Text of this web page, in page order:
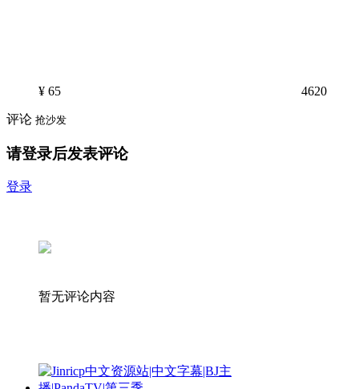
¥ 65 4620
评论 抢沙发
请登录后发表评论
登录
暂无评论内容